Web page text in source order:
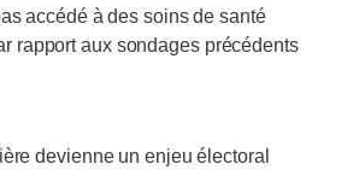
accédé à des soins de santé
rapport aux sondages précédents
devienne un enjeu électoral